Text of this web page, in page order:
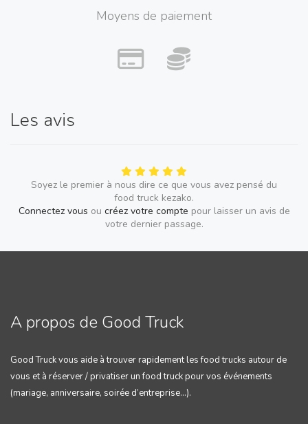
SUPPLEMENTS
Bissap, Tamarin, Gingembre, Bouye 3€
Moyens de paiement
Les avis
Soyez le premier à nous dire ce que vous avez pensé du
food truck kezako.
Connectez vous ou créez votre compte pour laisser un avis de
votre dernier passage.
A propos de Good Truck
Good Truck vous aide à trouver rapidement les food trucks autour de
vous et à réserver / privatiser un food truck pour vos événements
(mariage, anniversaire, soirée d’entreprise…).